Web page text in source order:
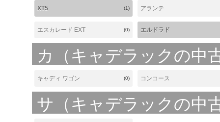
XT5 (1) アランテ
エスカレード EXT (0) エルドラド
カ（キャデラックの中
キャディ ワゴン (0) コンコース
サ（キャデラックの中